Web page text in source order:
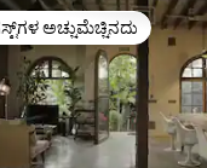
ಅತಿ ಹೆಚ್ಚು ಅಚ್ಚುಮೆಚ್ಚಿನದು
ಅಚ್ಚುಮೆಚ್ಚಿನದು